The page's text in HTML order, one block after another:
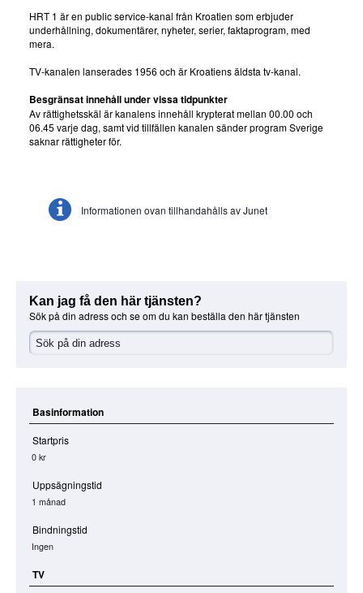
HRT 1 är en public service-kanal från Kroatien som erbjuder
underhållning, dokumentärer, nyheter, serier, faktaprogram, med
mera.
TV-kanalen lanserades 1956 och är Kroatiens äldsta tv-kanal.
Besgränsat innehåll under vissa tidpunkter
Av rättighetsskäl är kanalens innehåll krypterat mellan 00.00 och
06.45 varje dag, samt vid tillfällen kanalen sänder program Sverige
saknar rättigheter för.
Informationen ovan tillhandahålls av Junet
Kan jag få den här tjänsten?
Sök på din adress och se om du kan beställa den här tjänsten
Basinformation
Startpris
0 kr
Uppsägningstid
1 månad
Bindningstid
Ingen
TV